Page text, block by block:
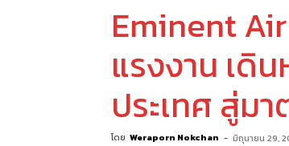
Eminent
แรงงาน เดิ
ประเทศ สู่ม
โดย Weraporn Nokchan - มิถุนายน 29,